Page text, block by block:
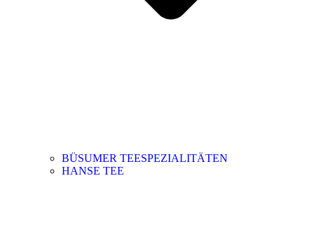
BÜSUMER TEESPEZIALITÄTEN
HANSE TEE